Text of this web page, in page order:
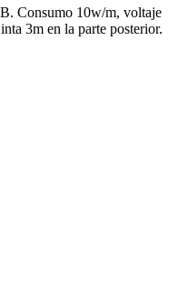
Consumo 10w/m, voltaje
3m en la parte posterior.